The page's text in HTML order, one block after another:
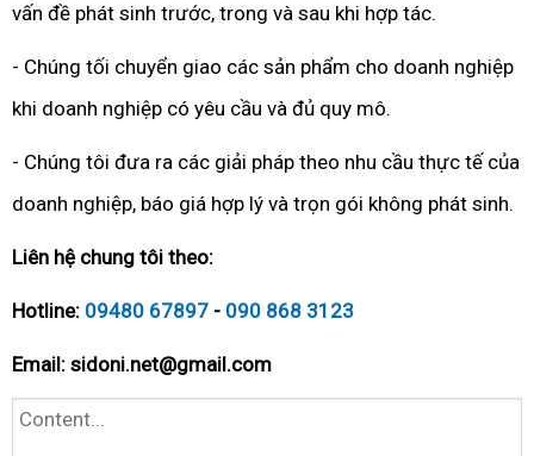
vấn đề phát sinh trước, trong và sau khi hợp tác.
- Chúng tối chuyển giao các sản phẩm cho doanh nghiệp
khi doanh nghiệp có yêu cầu và đủ quy mô.
- Chúng tôi đưa ra các giải pháp theo nhu cầu thực tế của
doanh nghiệp, báo giá hợp lý và trọn gói không phát sinh.
Liên hệ chung tôi theo:
Hotline: 09480 67897 - 090 868 3123
Email: sidoni.net@gmail.com